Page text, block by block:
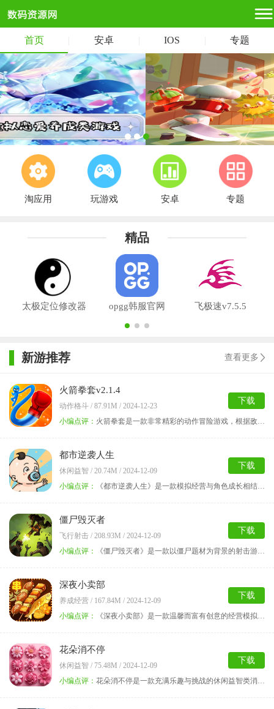
首页 安卓 IOS 专题
淘应用 玩游戏 安卓 专题
精品
太极定位修改器
opgg韩服官网
飞极速v7.5.5
新游推荐 查看更多
火箭拳套v2.1.4
动作格斗 / 87.91M / 2024-12-23
小编点评： 火箭拳套是一款非常精彩的动作冒险游戏，根据敌人
下载
都市逆袭人生
休闲益智 / 20.74M / 2024-12-09
小编点评：
《都市逆袭人生》是一款模拟经营与角色成长相结合
下载
僵尸毁灭者
飞行射击 / 208.93M / 2024-12-09
小编点评：
《僵尸毁灭者》是一款以僵尸题材为背景的射击游戏
下载
深夜小卖部
养成经营 / 167.84M / 2024-12-09
小编点评：
《深夜小卖部》是一款温馨而富有创意的经营模拟游
下载
花朵消不停
休闲益智 / 75.48M / 2024-12-09
小编点评： 花朵消不停是一款充满乐趣与挑战的休闲益智类消除
下载